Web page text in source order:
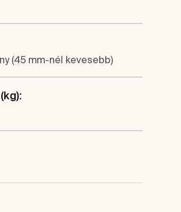
(45 mm-nél kevesebb)